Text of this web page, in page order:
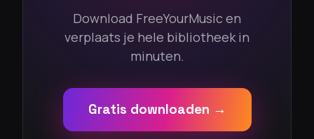
Download FreeYourMusic en
verplaats je hele bibliotheek in
minuten.
Gratis downloaden →